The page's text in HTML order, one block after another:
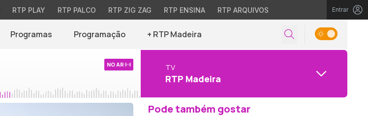
RTP PLAY RTP PALCO RTP ZIG ZAG RTP ENSINA RTP ARQUIVOS Entrar
Programas Programação + RTP Madeira
NO AR TV
RTP Madeira
Pode também gostar